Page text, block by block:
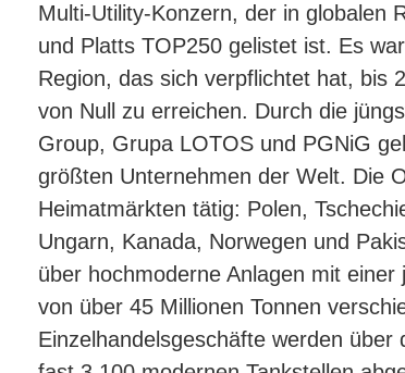
Multi-Utility-Konzern, der in globalen
und Platts TOP250 gelistet ist. Es
Region, das sich verpflichtet hat, bis
von Null zu erreichen. Durch die
Group, Grupa LOTOS und PGNiG
größten Unternehmen der Welt. Die
Heimatmärkten tätig: Polen,
Ungarn, Kanada, Norwegen und
über hochmoderne Anlagen mit
von über 45 Millionen Tonnen
Einzelhandelsgeschäfte werden